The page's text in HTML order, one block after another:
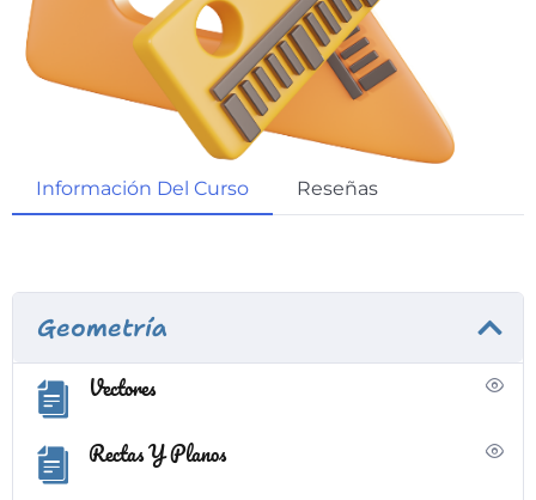
Información Del Curso Reseñas
Geometría
Vectores
Rectas Y Planos